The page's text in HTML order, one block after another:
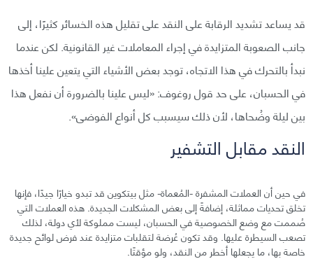
قد يساعد تشديد الرقابة على النقد على تقليل هذه الخسائر كثيرًا، إلى
جانب الصعوبة المتزايدة في إجراء المعاملات غير القانونية. لكن عندما
نبدأ بالتحرك في هذا الاتجاه، توجد بعض الأشياء التي يتعين علينا أخذها
في الحسبان، على حد قول روغوف: «ليس علينا بالضرورة أن نفعل هذا
بين ليلة وضُحاها، لأن ذلك سيسبب كل أنواع الفوضى».
النقد مقابل التشفير
في حين أن العملات المشفرة -المُعماة- مثل بيتكوين قد تبدو خيارًا جيدًا، فإنها
تخلق تحديات مماثلة، إضافةً إلى بعض المشكلات الجديدة. هذه العملات التي
صُممت مع وضع الخصوصية في الحسبان، ليست مملوكة لأي دولة، لذلك
تصعب السيطرة عليها. وقد تكون عُرضة لتقلبات متزايدة عند فرض لوائح جديدة
خاصة بها، ما يجعلها أخطر من النقد، ولو مؤقتًا.